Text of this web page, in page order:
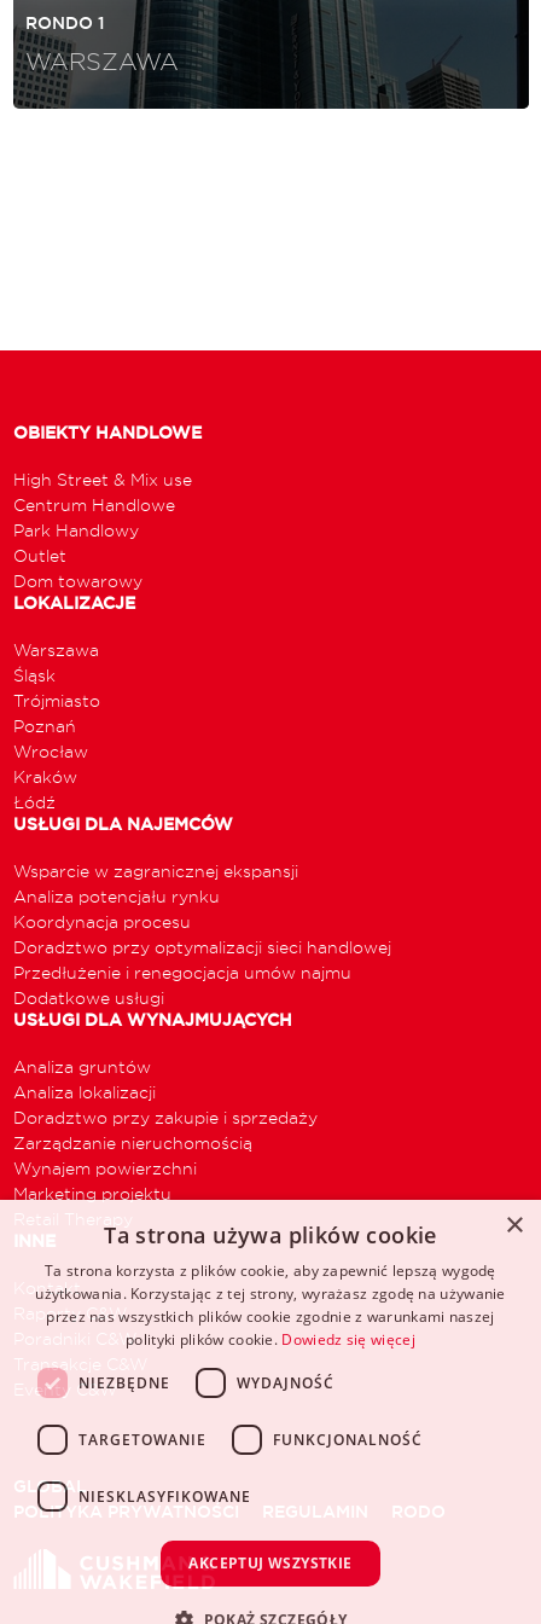
RONDO 1
WARSZAWA
OBIEKTY HANDLOWE
High Street & Mix use
Centrum Handlowe
Park Handlowy
Outlet
Dom towarowy
LOKALIZACJE
Warszawa
Śląsk
Trójmiasto
Poznań
Wrocław
Kraków
Łódź
USŁUGI DLA NAJEMCÓW
Wsparcie w zagranicznej ekspansji
Analiza potencjału rynku
Koordynacja procesu
Doradztwo przy optymalizacji sieci handlowej
Przedłużenie i renegocjacja umów najmu
Dodatkowe usługi
USŁUGI DLA WYNAJMUJĄCYCH
Analiza gruntów
Analiza lokalizacji
Doradztwo przy zakupie i sprzedaży
Zarządzanie nieruchomością
Wynajem powierzchni
Marketing projektu
Retail Therapy
INNE
Kontakt
Raporty C&W
Poradniki C&W
Transakcje C&W
Eventy C&W
GLOBAL
POLITYKA PRYWATNOŚCI
REGULAMIN RODO
×
Ta strona używa plików cookie
Ta strona korzysta z plików cookie, aby zapewnić lepszą wygodę
użytkowania. Korzystając z tej strony, wyrażasz zgodę na używanie
przez nas wszystkich plików cookie zgodnie z warunkami naszej
polityki plików cookie. Dowiedz się więcej
NIEZBĘDNE WYDAJNOŚĆ
TARGETOWANIE FUNKCJONALNOŚĆ
NIESKLASYFIKOWANE
AKCEPTUJ WSZYSTKIE
POKAŻ SZCZEGÓŁY